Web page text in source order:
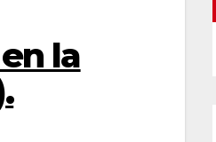
la